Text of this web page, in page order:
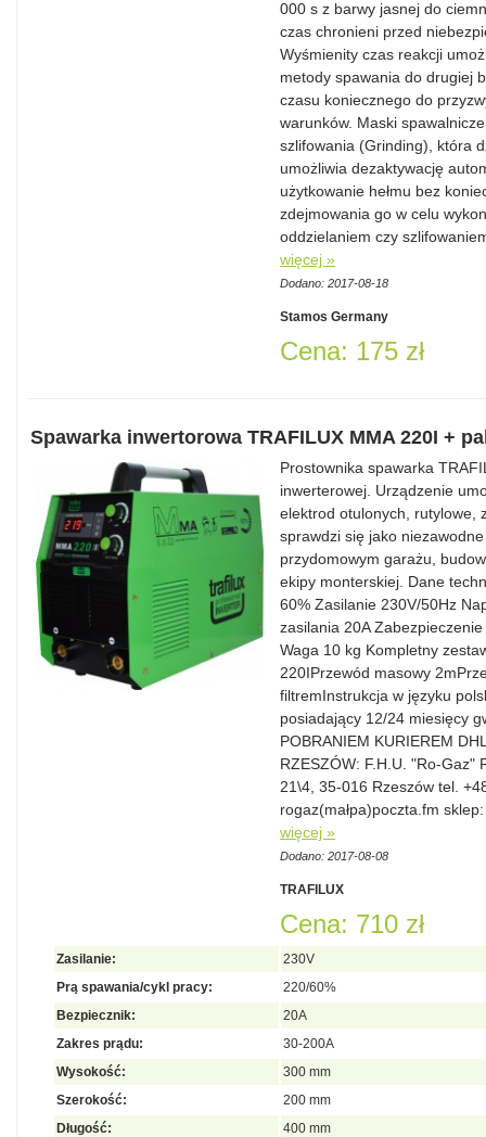
000 s z barwy jasnej do
czas chronieni przed
Wyśmienity czas reakcji
metody spawania do drugiej
czasu koniecznego do
warunków. Maski
szlifowania (Grinding), która
umożliwia dezaktywację
użytkowanie hełmu bez
zdejmowania go w celu
oddzielaniem czy
więcej »
Dodano: 2017-08-18
Stamos Germany
Cena: 175 zł
Spawarka inwertorowa TRAFILUX MMA 220I +
Prostownika spawarka
inwerterowej. Urządzenie
elektrod otulonych, rutylowe,
sprawdzi się jako
przydomowym garażu,
ekipy monterskiej. Dane
60% Zasilanie 230V/50Hz
zasilania 20A
Waga 10 kg Kompletny
220IPrzewód masowy
filtremInstrukcja w języku
posiadający 12/24 miesięcy
POBRANIEM KURIEREM
RZESZÓW: F.H.U. "Ro-Gaz"
21\4, 35-016 Rzeszów tel.
rogaz(małpa)poczta.fm
więcej »
Dodano: 2017-08-08
TRAFILUX
Cena: 710 zł
Zasilanie:
230V
Prą spawania/cykl pracy:
220/60%
Bezpiecznik:
20A
Zakres prądu:
30-200A
Wysokość:
300 mm
Szerokość:
200 mm
Długość:
400 mm